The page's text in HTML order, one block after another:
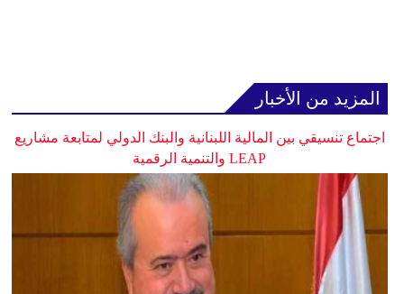
المزيد من الأخبار
اجتماع تنسيقي بين المالية اللبنانية والبنك الدولي لمتابعة مشاريع
LEAP والتنمية الرقمية